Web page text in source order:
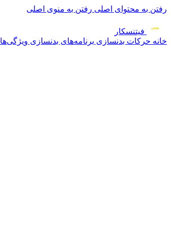
رفتن به محتوای اصلی رفتن به منوی اصلی
فیتنسکار
خانه حرکات بدنسازی برنامه‌های بدنسازی ویژگی‌ها